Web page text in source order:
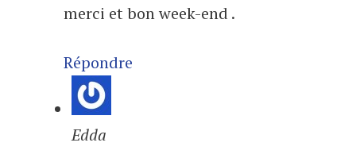
merci et bon week-end .
Répondre
Edda